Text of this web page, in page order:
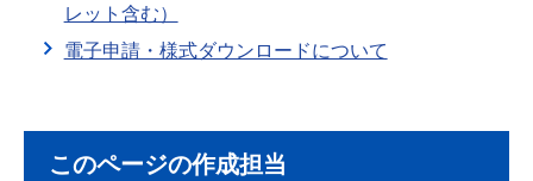
レット含む）
電子申請・様式ダウンロードについて
このページの作成担当